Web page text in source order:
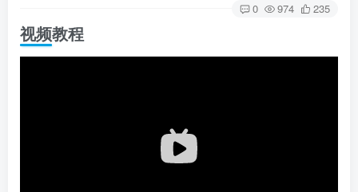
0 974 235
视频教程